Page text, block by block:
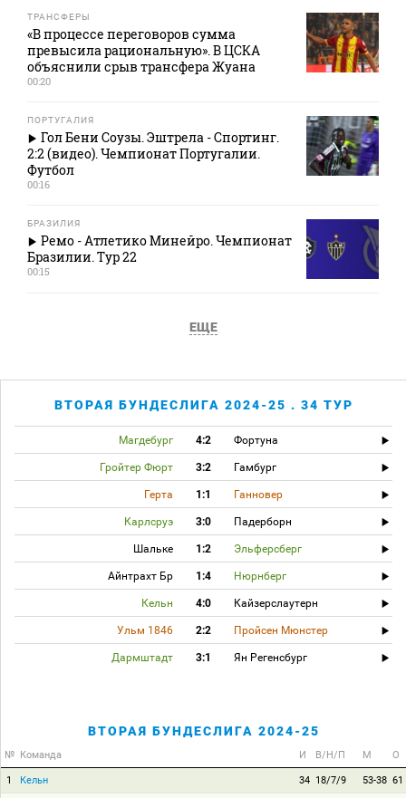
ТРАНСФЕРЫ
«В процессе переговоров сумма
превысила рациональную». В ЦСКА
объяснили срыв трансфера Жуана
00:20
ПОРТУГАЛИЯ
Гол Бени Соузы. Эштрела - Спортинг.
2:2 (видео). Чемпионат Португалии.
Футбол
00:16
БРАЗИЛИЯ
Ремо - Атлетико Минейро. Чемпионат
Бразилии. Тур 22
00:15
ЕЩЕ
ВТОРАЯ БУНДЕСЛИГА 2024-25 . 34 ТУР
Магдебург 4:2 Фортуна
Гройтер Фюрт 3:2 Гамбург
Герта 1:1 Ганновер
Карлсруэ 3:0 Падерборн
Шальке 1:2 Эльферсберг
Айнтрахт Бр 1:4 Нюрнберг
Кельн 4:0 Кайзерслаутерн
Ульм 1846 2:2 Пройсен Мюнстер
Дармштадт 3:1 Ян Регенсбург
ВТОРАЯ БУНДЕСЛИГА 2024-25
№ Команда И В/Н/П М О
1 Кельн 34 18/7/9 53-38 61